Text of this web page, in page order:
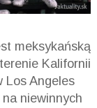
meksykańską
Kalifornii
Los Angeles
niewinnych